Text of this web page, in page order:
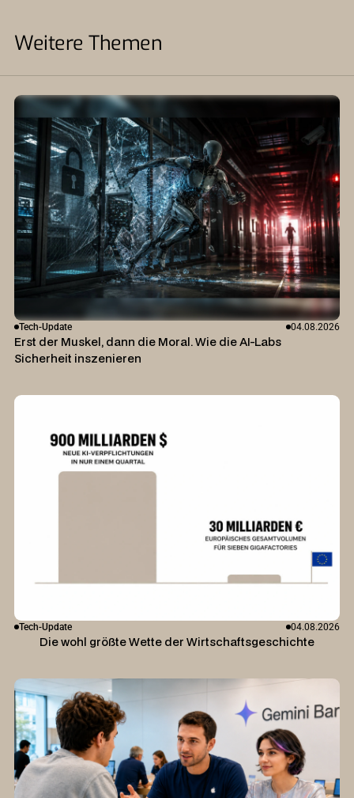
Weitere Themen
Tech-Update 04.08.2026
Erst der Muskel, dann die Moral. Wie die AI-Labs
Sicherheit inszenieren
Tech-Update 04.08.2026
Die wohl größte Wette der Wirtschaftsgeschichte